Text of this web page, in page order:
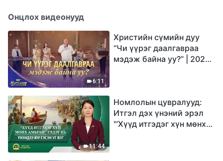
Онцлох видеонууд
6:11
Христийн сүмийн дуу
“Чи үүрэг даалгавраа
мэдэж байна уу?” | 2026
11:44
Номлолын цувралууд:
Итгэл дэх үнэний эрэл
"‘Хүүд итгэдэг хүн мөнх